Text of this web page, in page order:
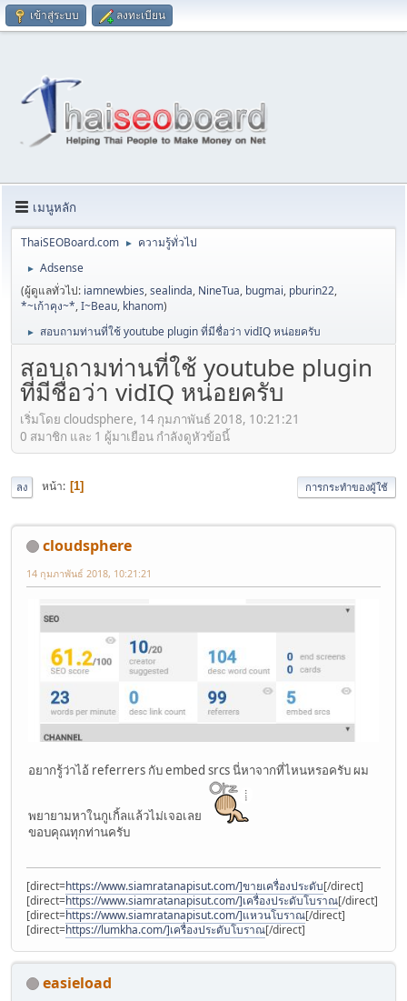
เข้าสู่ระบบ ลงทะเบียน
เมนูหลัก
ThaiSEOBoard.com ► ความรู้ทั่วไป
►
Adsense
(ผู้ดูแลทั่วไป: iamnewbies,sealinda, NineTua, bugmai, pburin22,
*~เก้าคุง~*,I~Beau, khanom)
► สอบถามท่านที่ใช้ youtube plugin ที่มีชื่อว่า vidIQ หน่อยครับ
สอบถามท่านที่ใช้ youtube plugin
ที่มีชื่อว่า vidIQ หน่อยครับ
เริ่มโดย cloudsphere, 14 กุมภาพันธ์ 2018, 10:21:21
0 สมาชิก และ 1 ผู้มาเยือน กำลังดูหัวข้อนี้
ลง หน้า 1 การกระทำของผู้ใช้
cloudsphere
14 กุมภาพันธ์ 2018, 10:21:21
อยากรู้ว่าไอ้ referrers กับ embed srcs นี่หาจากที่ไหนหรอครับ ผม
พยายามหาในกูเกิ้ลแล้วไม่เจอเลย
ขอบคุณทุกท่านครับ
[direct=https://www.siamratanapisut.com/]ขายเครื่องประดับ[/direct]
[direct=https://www.siamratanapisut.com/]เครื่องประดับโบราณ[/direct]
[direct=https://www.siamratanapisut.com/]แหวนโบราณ[/direct]
[direct=https://lumkha.com/]เครื่องประดับโบราณ[/direct]
easieload